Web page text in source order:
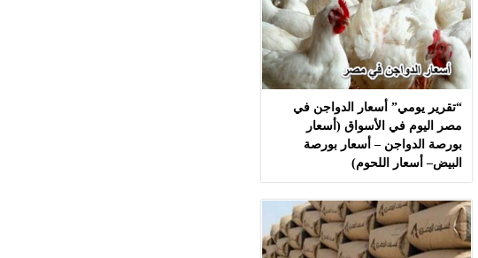
“تقرير يومي” أسعار الدواجن في
مصر اليوم في الأسواق (أسعار
بورصة الدواجن – أسعار بورصة
البيض– أسعار اللحوم)